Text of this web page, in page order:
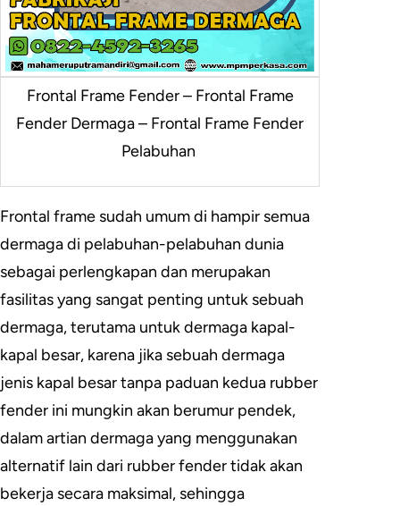
Frontal Frame Fender – Frontal Frame
Fender Dermaga – Frontal Frame Fender
Pelabuhan
Frontal frame sudah umum di hampir semua
dermaga di pelabuhan-pelabuhan dunia
sebagai perlengkapan dan merupakan
fasilitas yang sangat penting untuk sebuah
dermaga, terutama untuk dermaga kapal-
kapal besar, karena jika sebuah dermaga
jenis kapal besar tanpa paduan kedua rubber
fender ini mungkin akan berumur pendek,
dalam artian dermaga yang menggunakan
alternatif lain dari rubber fender tidak akan
bekerja secara maksimal, sehingga